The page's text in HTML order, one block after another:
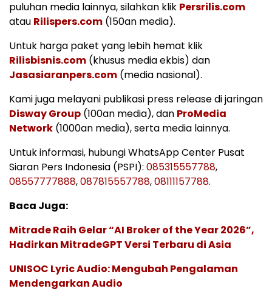
puluhan media lainnya, silahkan klik Persrilis.com
atau Rilispers.com (150an media).
Untuk harga paket yang lebih hemat klik
Rilisbisnis.com (khusus media ekbis) dan
Jasasiaranpers.com (media nasional).
Kami juga melayani publikasi press release di jaringan
Disway Group (100an media), dan ProMedia
Network (1000an media), serta media lainnya.
Untuk informasi, hubungi WhatsApp Center Pusat
Siaran Pers Indonesia (PSPI): 085315557788,
08557777888,087815557788,08111157788.
Baca Juga:
Mitrade Raih Gelar “AI Broker of the Year 2026”,
Hadirkan MitradeGPT Versi Terbaru di Asia
UNISOC Lyric Audio: Mengubah Pengalaman
Mendengarkan Audio